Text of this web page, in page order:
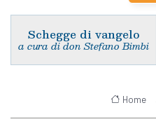
Schegge di vangelo
a cura di don Stefano Bimbi
Home